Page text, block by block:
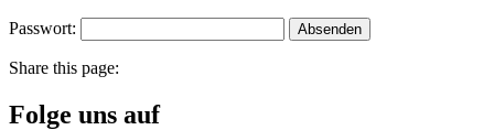
Passwort:
Share this page:
Folge uns auf